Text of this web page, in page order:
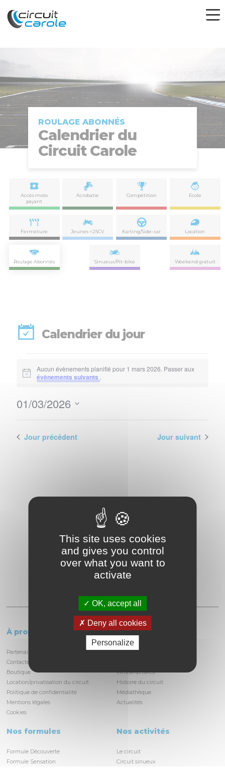
ROULAGE ABONNÉS
Calendrier du
Circuit Carole
Accès moto
payant
Acrobatie Compétition Ecole
Fermeture Jeunes <25CV Karting/Side-car Location
Roulage Abonnés Sinueux/Pit-bike Weekend gratuit
Calendrier du jour
Évènements
for
1
mars
2026
Notice
Aucun évènements planifié pour 1 mars 2026. Passer aux
évènements suivants .
par
vues
01/03/2026
date.Jour précédent Jour suivant
À propos
Partenaires et locataires
Contactez-nous
Boutique
Location/privatisation du circuit
Politique de confidentialité
Mentions légales
Cookies
Le circuit
Informations pratiques
Infrastructures
Histoire du circuit
Médiathèque
Actualités
Nos formules
Formule Découverte
Formule Sensation
Nos activités
Le circuit
Circuit sinueux
This site uses cookies
and gives you control
over what you want to
activate
OK, accept all
Deny all cookies
Personalize